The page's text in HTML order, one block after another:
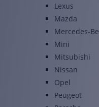
Lexus
Mazda
Mercedes-
Mini
Mitsubishi
Nissan
Opel
Peugeot